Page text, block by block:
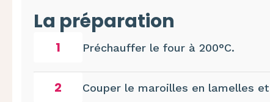
La préparation
1 Préchauffer le four à 200°C.
2 Couper le maroilles en lamelles